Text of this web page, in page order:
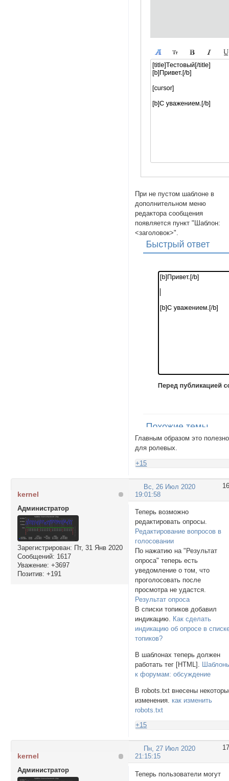
При не пустом шаблоне в
дополнительном меню
редактора сообщения
появляется пункт "Шаблон:
<заголовок>".
Главным образом это полезно
для ролевых.
+15
16
Вс, 26 Июл 2020
19:01:58
kernel
Администратор
Зарегистрирован: Пт, 31 Янв 2020
Сообщений: 1617
Уважение: +3697
Позитив: +191
Теперь возможно
редактировать опросы.
Редактирование вопросов в
голосовании
По нажатию на "Результат
опроса" теперь есть
уведомление о том, что
проголосовать после
просмотра не удастся.
Результат опроса
В списки топиков добавил
индикацию. Как сделать
индикацию об опросе в
топиков?
В шаблонах теперь должен
работать тег [HTML].
к форумам: обсуждение
В robots.txt внесены
изменения. как изменить
robots.txt
+15
17
Пн, 27 Июл 2020
21:15:15
kernel
Администратор
Теперь пользователи могут